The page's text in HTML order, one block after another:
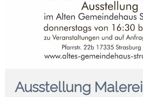
Ausstellung Malerei